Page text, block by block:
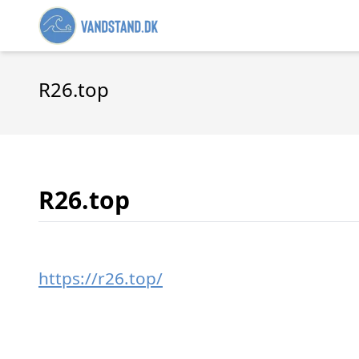
R26.top
R26.top
https://r26.top/